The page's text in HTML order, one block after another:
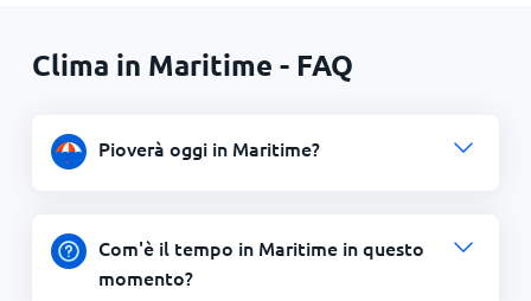
Clima in Maritime - FAQ
Pioverà oggi in Maritime?
Com'è il tempo in Maritime in questo
momento?